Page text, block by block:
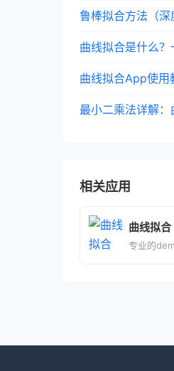
鲁棒拟合方法（深
曲线拟合是什么
曲线拟合App使用
最小二乘法详解
相关应用
曲线拟合
专业的